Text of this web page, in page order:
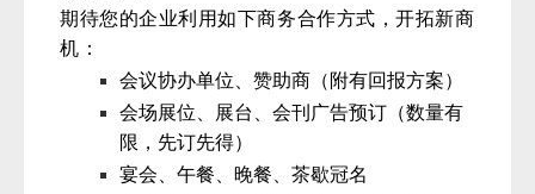
期待您的企业利用如下商务合作方式，开拓新商
机：
会议协办单位、赞助商（附有回报方案）
会场展位、展台、会刊广告预订（数量有
限，先订先得）
宴会、午餐、晚餐、茶歇冠名